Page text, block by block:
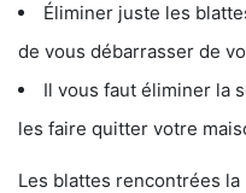
Éliminer juste les
de vous débarrasser de
Il vous faut éliminer la
les faire quitter votre
Les blattes rencontrées la